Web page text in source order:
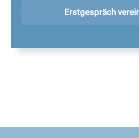
Erstgespräch